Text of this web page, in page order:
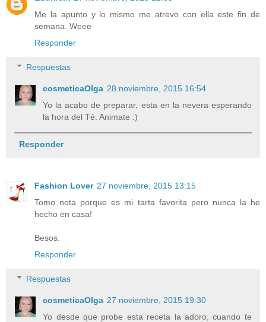
Me la apunto y lo mismo me atrevo con ella este fin de
semana. Weee
Responder
Respuestas
cosmeticaOlga 28 noviembre, 2015 16:54
Yo la acabo de preparar, esta en la nevera esperando
la hora del Té. Animate :)
Responder
Fashion Lover 27 noviembre, 2015 13:15
Tomo nota porque es mi tarta favorita pero nunca la he
hecho en casa!
Besos.
Responder
Respuestas
cosmeticaOlga 27 noviembre, 2015 19:30
Yo desde que probe esta receta la adoro, cuando te